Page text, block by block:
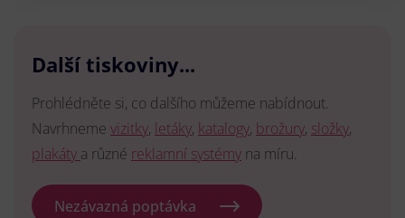
Další tiskoviny...
Prohlédněte si, co dalšího můžeme nabídnout.
Navrhneme vizitky, letáky, katalogy, brožury, složky,
plakáty a různé reklamní systémy na míru.
Nezávazná poptávka